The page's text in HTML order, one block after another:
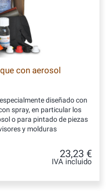
con aerosol
diseñado con
spray, en particular los
o para pintado de piezas
y molduras
23,23 €
IVA incluido